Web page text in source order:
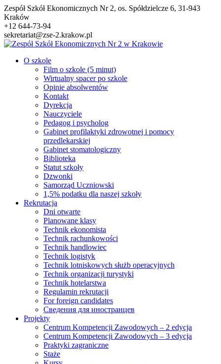
Przejdź
do
treści
Zespół Szkół Ekonomicznych Nr 2, os. Spółdzielcze 6, 31-943
Kraków
+12 644-73-94
sekretariat@zse-2.krakow.pl
O szkole
Film o szkole (5 minut)
Wirtualny spacer po szkole
Opinie absolwentów
Kontakt
Dyrekcja
Nauczyciele
Pedagog i psycholog
Gabinet profilaktyki zdrowotnej i pomocy
przedlekarskiej
Gabinet stomatologiczny
Biblioteka
Statut szkoły
Dzwonki
Samorząd Uczniowski
1,5% podatku dla naszej szkoły
Rekrutacja
Dni otwarte
Planowane klasy
Technik ekonomista
Technik rachunkowości
Technik handlowiec
Technik logistyk
Technik lotniskowych służb operacyjnych
Technik organizacji turystyki
Technik hotelarstwa
Regulamin rekrutacji
For foreign candidates
Сведения для иностранцев
Projekty
Centrum Kompetencji Zawodowych – 2 edycja
Centrum Kompetencji Zawodowych – 3 edycja
Praktyki zagraniczne
Staże